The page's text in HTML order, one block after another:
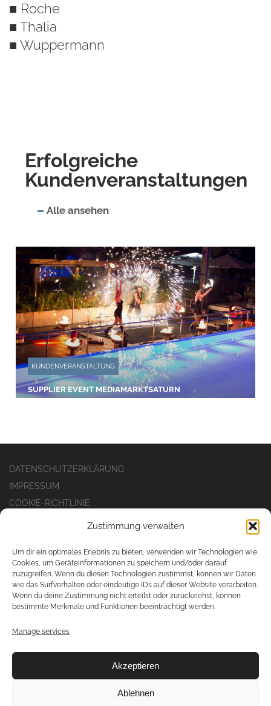
Zustimmung verwalten
Um dir ein optimales Erlebnis zu bieten, verwenden wir Technologien wie
Cookies, um Geräteinformationen zu speichern und/oder darauf
zuzugreifen. Wenn du diesen Technologien zustimmst, können wir Daten
wie das Surfverhalten oder eindeutige IDs auf dieser Website verarbeiten.
Wenn du deine Zustimmung nicht erteilst oder zurückziehst, können
bestimmte Merkmale und Funktionen beeinträchtigt werden.
Manage services
Akzeptieren
Ablehnen
■ Roche
■ Thalia
■ Wuppermann
Erfolgreiche
Kundenveranstaltungen
Alle ansehen
KUNDENVERANSTALTUNG
SUPPLIER EVENT MEDIAMARKTSATURN
DATENSCHUTZERKLÄRUNG
IMPRESSUM
COOKIE-RICHTLINIE
movendi GmbH
Rösrather Straße 1
53797 Lohmar-Honrath
email: anfrage@movendi.de
fax +49 2206 6094-60